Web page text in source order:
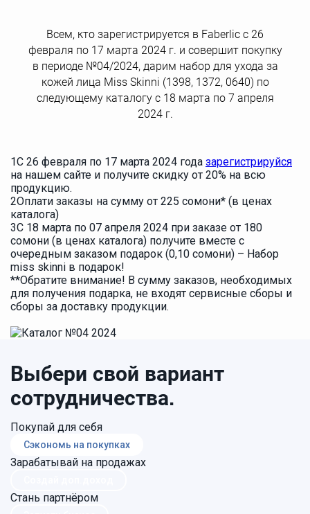
Всем, кто зарегистрируется в Faberlic с 26
февраля по 17 марта 2024 г. и совершит покупку
в периоде №04/2024, дарим набор для ухода за
кожей лица Miss Skinni (1398, 1372, 0640) по
следующему каталогу с 18 марта по 7 апреля
2024 г.
1С 26 февраля по 17 марта 2024 года зарегистрируйся
на нашем сайте и получите скидку от 20% на всю
продукцию.
2Оплати заказы на сумму от 225 сомони* (в ценах
каталога)
3С 18 марта по 07 апреля 2024 при заказе от 180
сомони (в ценах каталога) получите вместе с
очередным заказом подарок (0,10 сомони) – Набор
miss skinni в подарок!
**Обратите внимание! В сумму заказов, необходимых
для получения подарка, не входят сервисные сборы и
сборы за доставку продукции.
Выбери свой вариант
сотрудничества.
Покупай для себя
Сэкономь на покупках
Зарабатывай на продажах
Стань партнёром